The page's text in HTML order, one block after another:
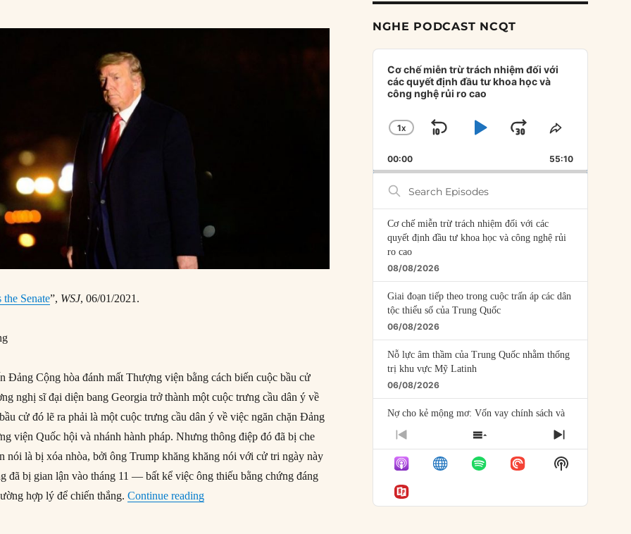
the Senate”, WSJ, 06/01/2021.
Đảng Cộng hòa đánh mất Thượng viện bằng cách biến cuộc bầu cử
nghị sĩ đại diện bang Georgia trở thành một cuộc trưng cầu dân ý về
cử đó lẽ ra phải là một cuộc trưng cầu dân ý về việc ngăn chặn Đảng
viện Quốc hội và nhánh hành pháp. Nhưng thông điệp đó đã bị che
nói là bị xóa nhòa, bởi ông Trump khăng khăng nói với cử tri ngày này
đã bị gian lận vào tháng 11 — bất kể việc ông thiếu bằng chứng đáng
hợp lý để chiến thắng.Continue reading“Ông Trump khiến Đảng Cộng hòa đánh mất Thượng viện như thế nào?”
NGHE PODCAST NCQT
Audio
Player
Cơ chế miễn trừ trách nhiệm đối với
các quyết định đầu tư khoa học và
công nghệ rủi ro cao
CHANGE
RATE
1X
SKIP
BACKWARD
PLAYJUMP
FORWARD
SHARE
EPISODE
00:00 55:10
Search
Episodes
Cơ chế miễn trừ trách nhiệm đối với các
quyết định đầu tư khoa học và công nghệ rủi
ro cao
08/08/2026
Giai đoạn tiếp theo trong cuộc trấn áp các dân
tộc thiểu số của Trung Quốc
06/08/2026
Nỗ lực âm thầm của Trung Quốc nhằm thống
trị khu vực Mỹ Latinh
06/08/2026
Nợ cho kẻ mộng mơ: Vốn vay chính sách và
giới hạn của việc cho startup vay vốn
Mỹ Latinh đang trở thành “phòng thí nghiệm”
của phe cánh hữu mới
04/08/2026
PREVIOUS
EPISODE
SHOW
EPISODES
LIST
NEXT
EPISODE
Show
Podcast